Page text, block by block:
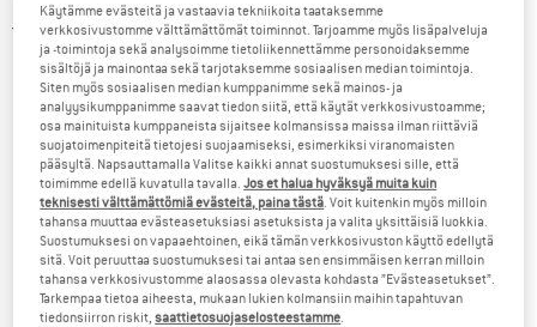
5,0(1)
Käytämme evästeitä ja vastaavia tekniikoita taataksemme
verkkosivustomme välttämättömät toiminnot. Tarjoamme myös lisäpalveluja
ja -toimintoja sekä analysoimme tietoliikennettämme personoidaksemme
sisältöjä ja mainontaa sekä tarjotaksemme sosiaalisen median toimintoja.
Siten myös sosiaalisen median kumppanimme sekä mainos- ja
analyysikumppanimme saavat tiedon siitä, että käytät verkkosivustoamme;
osa mainituista kumppaneista sijaitsee kolmansissa maissa ilman riittäviä
suojatoimenpiteitä tietojesi suojaamiseksi, esimerkiksi viranomaisten
pääsyltä. Napsauttamalla Valitse kaikki annat suostumuksesi sille, että
toimimme edellä kuvatulla tavalla.Jos et halua hyväksyä muita kuin
teknisesti välttämättömiä evästeitä, paina tästä. Voit kuitenkin myös milloin
tahansa muuttaa evästeasetuksiasi asetuksista ja valita yksittäisiä luokkia.
Suostumuksesi on vapaaehtoinen, eikä tämän verkkosivuston käyttö edellytä
sitä. Voit peruuttaa suostumuksesi tai antaa sen ensimmäisen kerran milloin
tahansa verkkosivustomme alaosassa olevasta kohdasta ”Evästeasetukset”.
Tarkempaa tietoa aiheesta, mukaan lukien kolmansiin maihin tapahtuvan
tiedonsiirron riskit,saattietosuojaselosteestamme.